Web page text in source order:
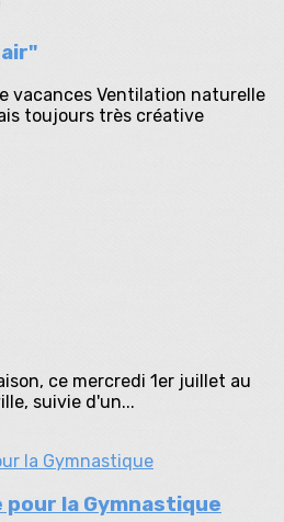
vacances Ventilation naturelle
toujours très créative
ce mercredi 1er juillet au
suivie d'un...
pour la Gymnastique